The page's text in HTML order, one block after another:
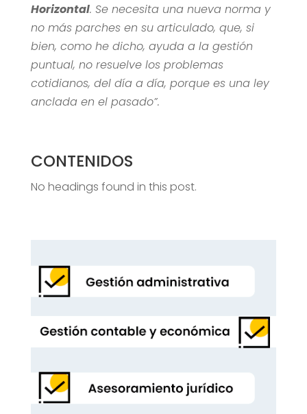
Horizontal. Se necesita una nueva norma y
no más parches en su articulado, que, si
bien, como he dicho, ayuda a la gestión
puntual, no resuelve los problemas
cotidianos, del día a día, porque es una ley
anclada en el pasado”.
CONTENIDOS
No headings found in this post.